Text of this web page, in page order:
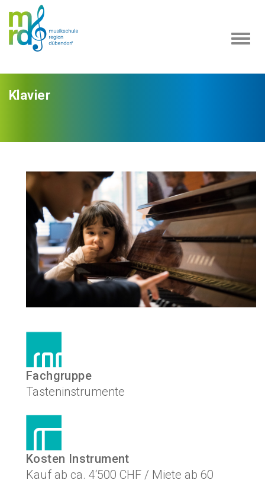
Klavier
Fachgruppe
Tasteninstrumente
Kosten Instrument
Kauf ab ca. 4‘500 CHF / Miete ab 60